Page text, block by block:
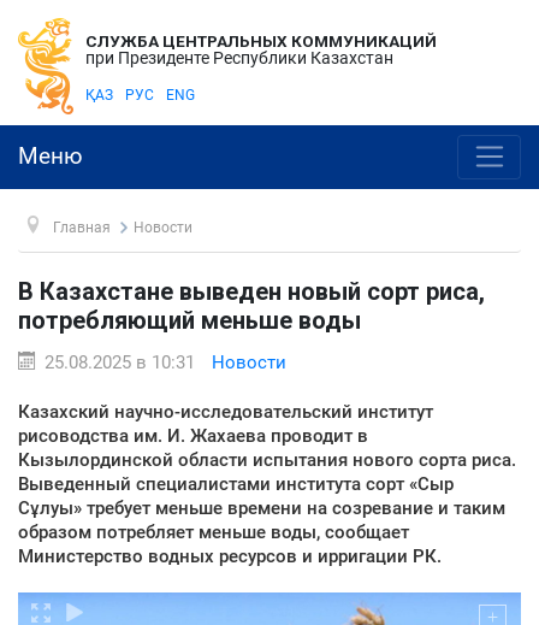
СЛУЖБА ЦЕНТРАЛЬНЫХ КОММУНИКАЦИЙ
при Президенте Республики Казахстан
ҚАЗ РУС ENG
Меню
Главная Новости
В Казахстане выведен новый сорт риса,
потребляющий меньше воды
25.08.2025 в 10:31 Новости
Казахский научно-исследовательский институт
рисоводства им. И. Жахаева проводит в
Кызылординской области испытания нового сорта риса.
Выведенный специалистами института сорт «Сыр
Сұлуы» требует меньше времени на созревание и таким
образом потребляет меньше воды, сообщает
Министерство водных ресурсов и ирригации РК.